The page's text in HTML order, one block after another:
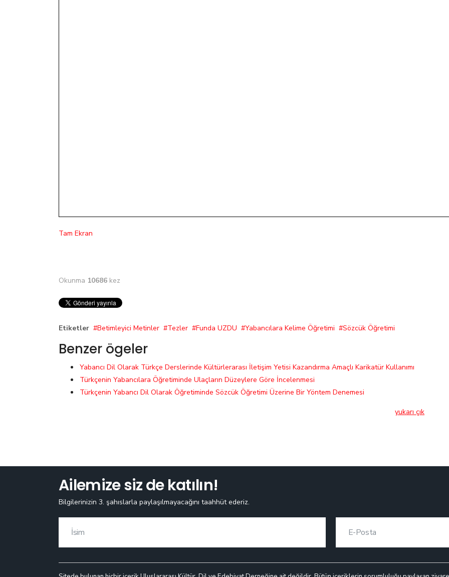
Tam Ekran
Okunma 10686 kez
Etiketler Betimleyici Metinler Tezler Funda UZDU Yabancılara Kelime Öğretimi Sözcük Öğretimi
Benzer ögeler
Yabancı Dil Olarak Türkçe Derslerinde Kültürlerarası İletişim Yetisi Kazandırma Amaçlı Karikatür Kullanımı
Türkçenin Yabancılara Öğretiminde Ulaçların Düzeylere Göre İncelenmesi
Türkçenin Yabancı Dil Olarak Öğretiminde Sözcük Öğretimi Üzerine Bir Yöntem Denemesi
yukarı çık
Ailemize siz de katılın!
Bilgilerinizin 3. şahıslarla paylaşılmayacağını taahhüt ederiz.